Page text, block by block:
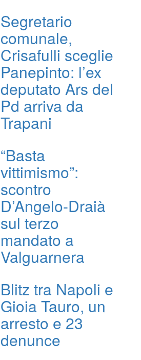
Segretario
comunale,
Crisafulli sceglie
Panepinto: l’ex
deputato Ars del
Pd arriva da
Trapani
“Basta
vittimismo”:
scontro
D’Angelo-Draià
sul terzo
mandato a
Valguarnera
Blitz tra Napoli e
Gioia Tauro, un
arresto e 23
denunce